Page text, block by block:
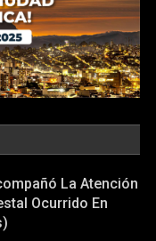
La Atención
Ocurrido En